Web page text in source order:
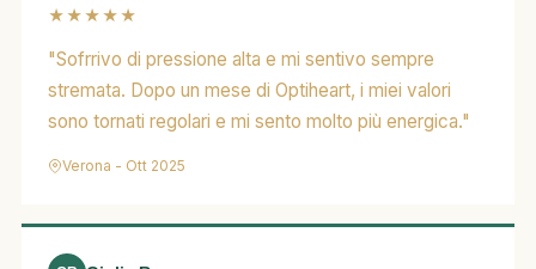
★★★★★
"Sofrrivo di pressione alta e mi sentivo sempre
stremata. Dopo un mese di Optiheart, i miei valori
sono tornati regolari e mi sento molto più energica."
Verona - Ott 2025